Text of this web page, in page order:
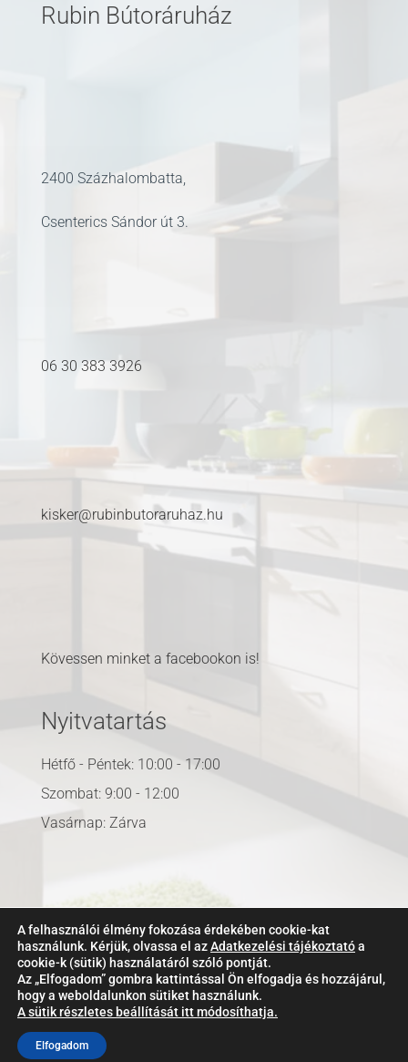
Rubin Bútoráruház
2400 Százhalombatta,
Csenterics Sándor út 3.
06 30 383 3926
kisker@rubinbutoraruhaz.hu
Kövessen minket a facebookon is!
Nyitvatartás
Hétfő - Péntek: 10:00 - 17:00
Szombat: 9:00 - 12:00
Vasárnap: Zárva
Adatkezelési tájékoztató
Impresszum
Kapcsolat
A felhasználói élmény fokozása érdekében cookie-kat
használunk. Kérjük, olvassa el azAdatkezelési tájékoztatóa
cookie-k (sütik) használatáról szóló pontját.
Az „Elfogadom” gombra kattintással Ön elfogadja és hozzájárul,
hogy a weboldalunkon sütiket használunk.
A sütik részletes beállítását itt módosíthatja.
Elfogadom